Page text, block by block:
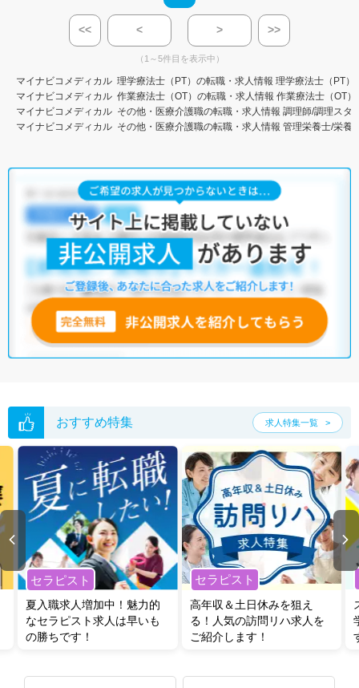
<< < > >>
（1～5件目を表示中）
マイナビコメディカル 理学療法士（PT）の転職・求人情報 理学療法士（PT）
マイナビコメディカル 作業療法士（OT）の転職・求人情報 作業療法士（OT
マイナビコメディカル その他・医療介護職の転職・求人情報 調理師/調理スタ
マイナビコメディカル その他・医療介護職の転職・求人情報 管理栄養士/栄養
おすすめ特集 求人特集一覧
セラピスト
夏入職求人増加中！魅力的
なセラピスト求人は早いも
の勝ちです！
セラピスト
高年収＆土日休みを狙え
る！人気の訪問リハ求人を
ご紹介します！